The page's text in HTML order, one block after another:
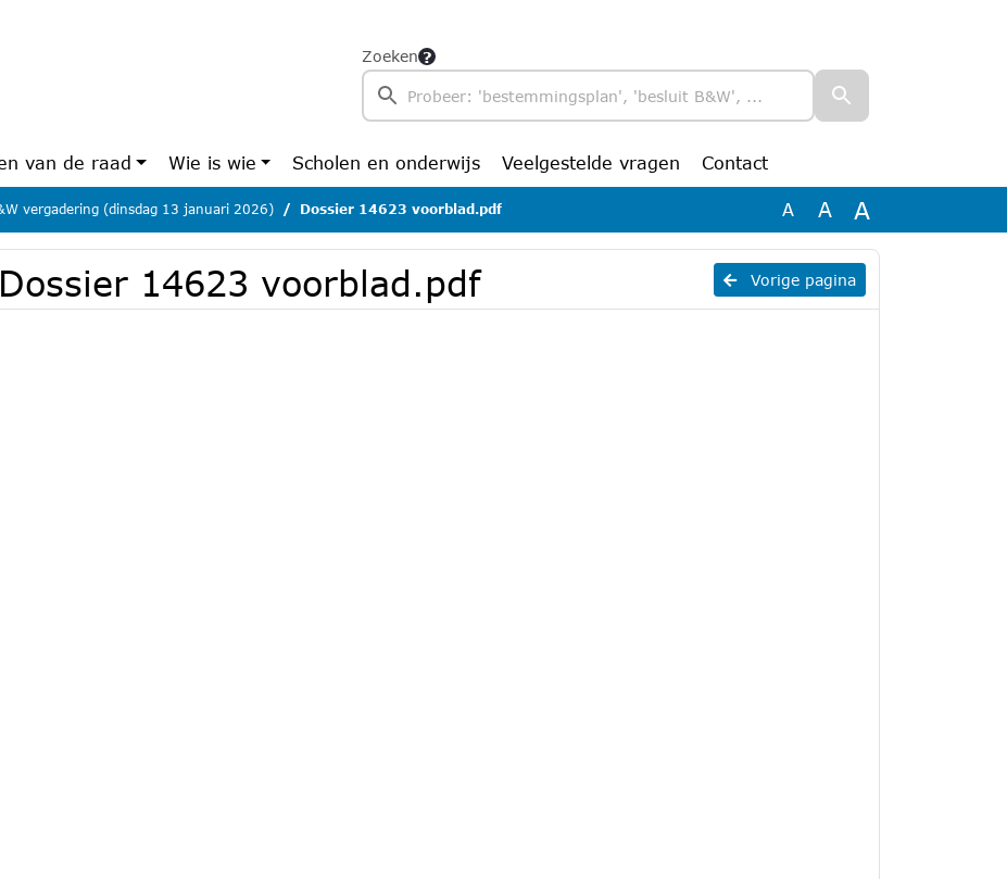
Zoeken
van de raad Wie is wie Scholen en onderwijs Veelgestelde vragen Contact
vergadering (dinsdag 13 januari 2026) Dossier 14623 voorblad.pdf A A A
Vorige pagina
Dossier 14623 voorblad.pdf